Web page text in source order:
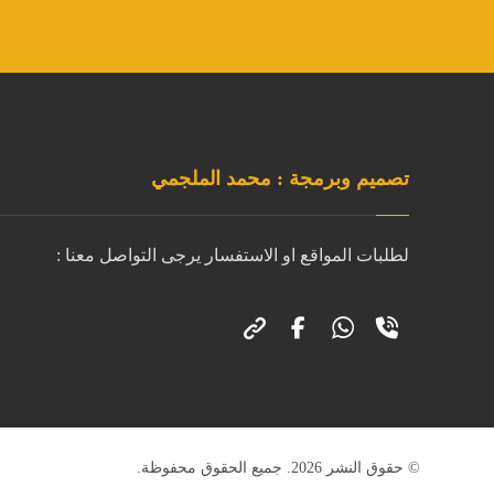
تصميم وبرمجة : محمد الملجمي
لطلبات المواقع او الاستفسار يرجى التواصل معنا :
© حقوق النشر 2026. جميع الحقوق محفوظة.